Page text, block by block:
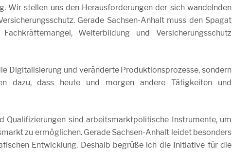
Wir stellen uns den Herausforderungen der sich wandelnden
Gerade Sachsen-Anhalt muss den Spagat
Weiterbildung und Versicherungsschutz
Digitalisierung und veränderte Produktionsprozesse, sondern
dazu, dass heute und morgen andere Tätigkeiten und
Qualifizierungen sind arbeitsmarktpolitische Instrumente, um
zu ermöglichen. Gerade Sachsen-Anhalt leidet besonders
Entwicklung. Deshalb begrüße ich die Initiative für die